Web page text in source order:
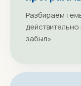
Разбираем
забыл»